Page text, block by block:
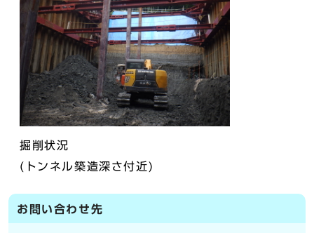
掘削状況
(トンネル築造深さ付近)
お問い合わせ先